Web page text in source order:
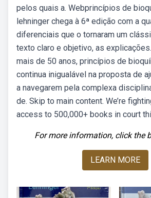
pelos quais a. Webprincípios de
lehninger chega à 6ª edição com a
diferenciais que o tornaram um
texto claro e objetivo, as
mais de 50 anos, princípios de
continua inigualável na proposta de
a navegarem pela complexa
de. Skip to main content. We’re
access to 500,000+ books in court
For more information, click the
LEARN MORE